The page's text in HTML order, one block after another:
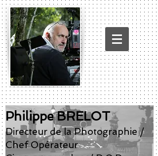
Philippe BRELOT
Directeur de la Photographie /
Chef Opérateur